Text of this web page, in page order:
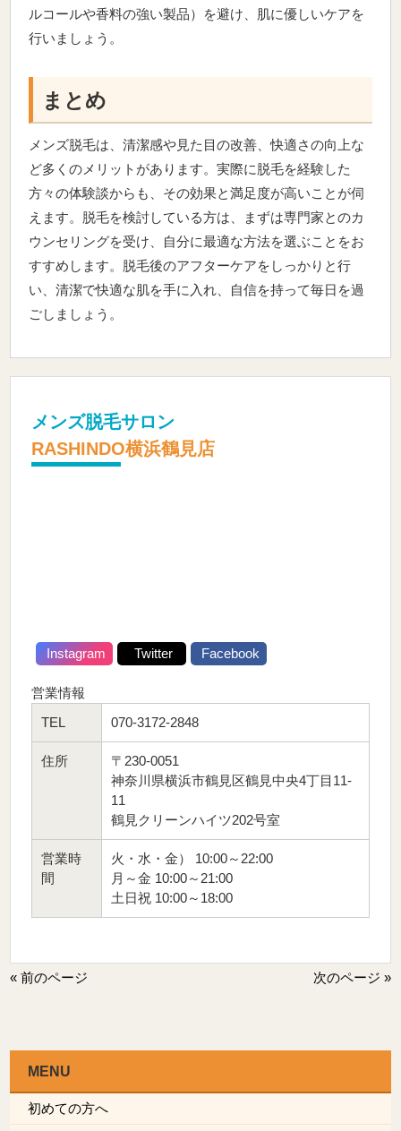
ルコールや香料の強い製品）を避け、肌に優しいケアを
行いましょう。
まとめ
メンズ脱毛は、清潔感や見た目の改善、快適さの向上な
ど多くのメリットがあります。実際に脱毛を経験した
方々の体験談からも、その効果と満足度が高いことが伺
えます。脱毛を検討している方は、まずは専門家とのカ
ウンセリングを受け、自分に最適な方法を選ぶことをお
すすめします。脱毛後のアフターケアをしっかりと行
い、清潔で快適な肌を手に入れ、自信を持って毎日を過
ごしましょう。
メンズ脱毛サロン
RASHINDO横浜鶴見店
Instagram Twitter Facebook
営業情報
TEL
070-3172-2848
住所
〒230-0051
神奈川県横浜市鶴見区鶴見中央4丁目11-
11
鶴見クリーンハイツ202号室
営業時
間
火・水・金） 10:00～22:00
月～金 10:00～21:00
土日祝 10:00～18:00
« 前のページ 次のページ »
MENU
初めての方へ